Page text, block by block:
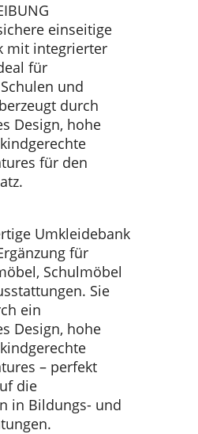
einseitige
mit integrierter
für
und
durch
Design, hohe
für den
Umkleidebank
für
Schulmöbel
Sie
ein
Design, hohe
– perfekt
die
in Bildungs- und